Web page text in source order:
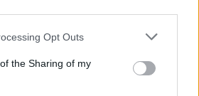
Opt Outs
the Sharing of my
τους